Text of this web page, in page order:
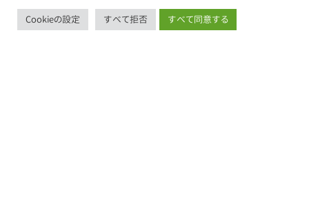
call mail store
Cookieの設定 すべて拒否 すべて同意する